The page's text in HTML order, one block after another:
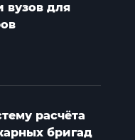
вузов для
расчёта
бригад